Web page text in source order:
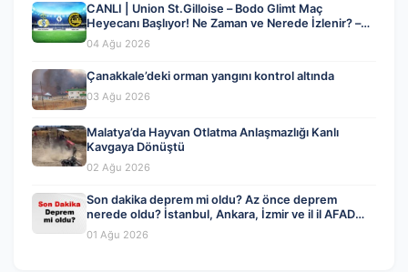
CANLI | Union St.Gilloise – Bodo Glimt Maç
Heyecanı Başlıyor! Ne Zaman ve Nerede İzlenir? –
04 Ağustos 2026
04 Ağu 2026
Çanakkale’deki orman yangını kontrol altında
03 Ağu 2026
Malatya’da Hayvan Otlatma Anlaşmazlığı Kanlı
Kavgaya Dönüştü
02 Ağu 2026
Son dakika deprem mi oldu? Az önce deprem
nerede oldu? İstanbul, Ankara, İzmir ve il il AFAD
son depremler 01 Ağustos 2026
01 Ağu 2026